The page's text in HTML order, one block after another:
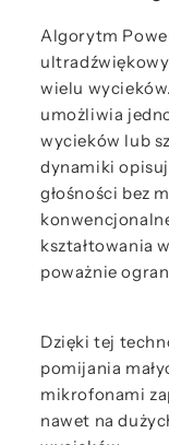
Algorytm
wielu
umożliwia
wycieków lub
dynamiki
głośności bez
kształtowania
poważnie
Dzięki tej
pomijania
mikrofonami
nawet na